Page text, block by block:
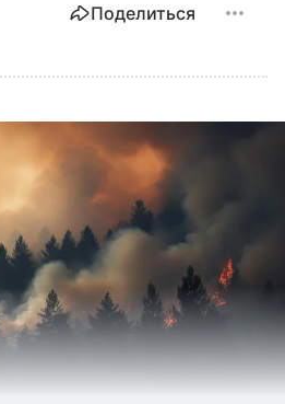
Поделиться